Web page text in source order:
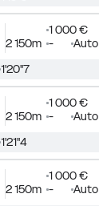
1 000 €
2 150m - Auto
1'20''7
1 000 €
2 150m - Auto
1'21''4
1 000 €
2 150m - Auto